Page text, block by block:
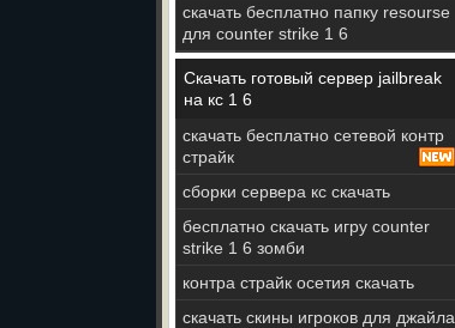
скачать бесплатно папку resourse
для counter strike 1 6
Скачать готовый сервер jailbreak
на кс 1 6
скачать бесплатно сетевой контр
страйк
сборки сервера кс скачать
бесплатно скачать игру counter
strike 1 6 зомби
контра страйк осетия скачать
скачать скины игроков для джайла